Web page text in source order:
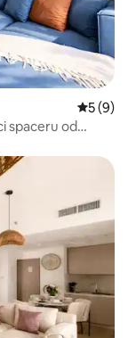
Średnia
5 (9)
spaceru od